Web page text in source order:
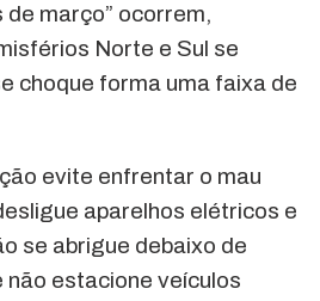
março” ocorrem,
Norte e Sul se
choque forma uma faixa de
evite enfrentar o mau
aparelhos elétricos e
se abrigue debaixo de
estacione veículos